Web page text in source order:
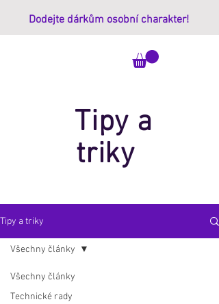
Dodejte dárkům osobní charakter!
Tipy a
triky
Tipy a triky
Všechny články
Technické rady
Všechny články